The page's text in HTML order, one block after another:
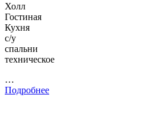
Холл
Гостиная
Кухня
с/у
спальни
техническое
…
Подробнее